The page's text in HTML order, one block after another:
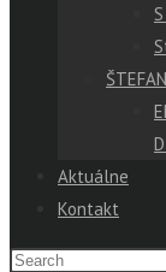
Aktuálne
Kontakt